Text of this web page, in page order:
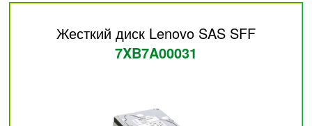
Жесткий диск Lenovo SAS SFF
7XB7A00031